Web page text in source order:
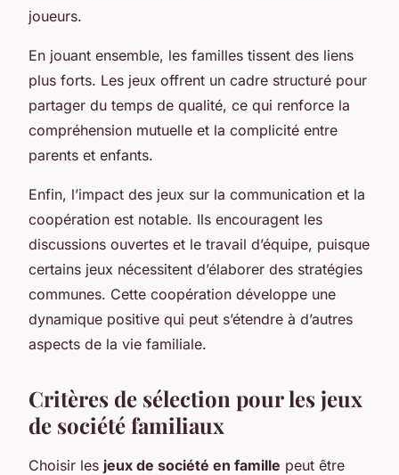
joueurs.
En jouant ensemble, les familles tissent des liens
plus forts. Les jeux offrent un cadre structuré pour
partager du temps de qualité, ce qui renforce la
compréhension mutuelle et la complicité entre
parents et enfants.
Enfin, l’impact des jeux sur la communication et la
coopération est notable. Ils encouragent les
discussions ouvertes et le travail d’équipe, puisque
certains jeux nécessitent d’élaborer des stratégies
communes. Cette coopération développe une
dynamique positive qui peut s’étendre à d’autres
aspects de la vie familiale.
Critères de sélection pour les jeux
de société familiaux
Choisir les jeux de société en famille peut être